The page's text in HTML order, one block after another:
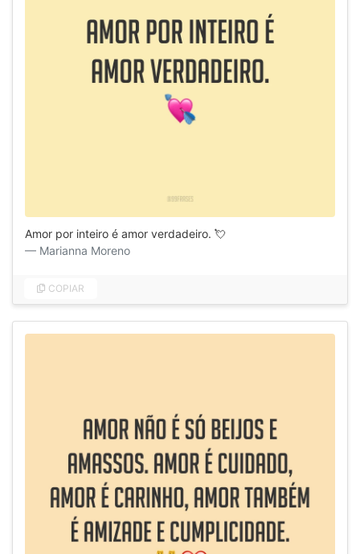
Amor por inteiro é amor verdadeiro. 💘
Marianna Moreno
COPIAR